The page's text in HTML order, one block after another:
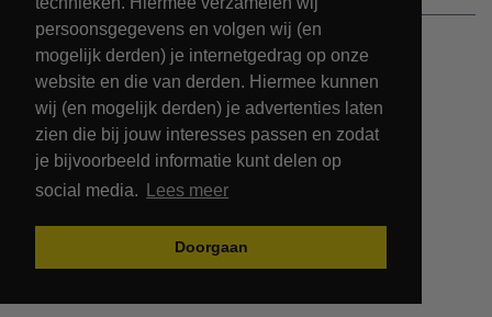
persoonsgegevens en volgen wij (en
mogelijk derden) je internetgedrag op onze
website en die van derden. Hiermee kunnen
wij (en mogelijk derden) je advertenties laten
zien die bij jouw interesses passen en zodat
je bijvoorbeeld informatie kunt delen op
social media.
Lees meer
Doorgaan